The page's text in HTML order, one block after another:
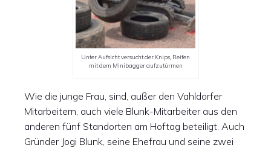
Unter Aufsicht versucht der Knips, Reifen
mit dem Minibagger aufzutürmen
Wie die junge Frau, sind, außer den Vahldorfer
Mitarbeitern, auch viele Blunk-Mitarbeiter aus den
anderen fünf Standorten am Hoftag beteiligt. Auch
Gründer Jogi Blunk, seine Ehefrau und seine zwei